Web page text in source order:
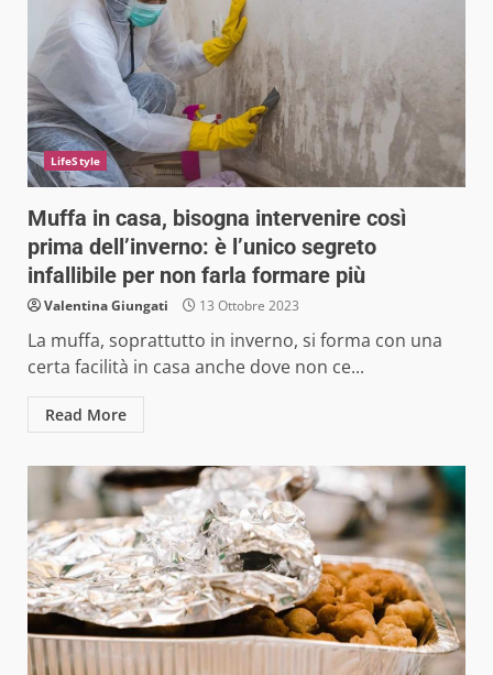
LifeStyle
Muffa in casa, bisogna intervenire così
prima dell’inverno: è l’unico segreto
infallibile per non farla formare più
Valentina Giungati 13 Ottobre 2023
La muffa, soprattutto in inverno, si forma con una
certa facilità in casa anche dove non ce...
Read More